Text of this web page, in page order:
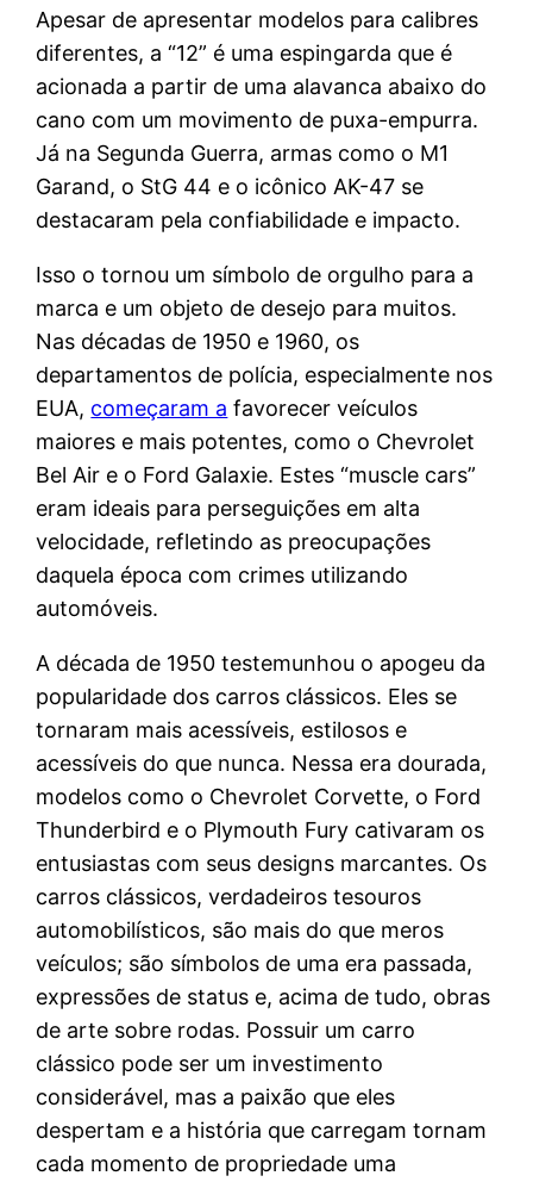
Apesar de apresentar modelos para calibres
diferentes, a “12” é uma espingarda que é
acionada a partir de uma alavanca abaixo do
cano com um movimento de puxa-empurra.
Já na Segunda Guerra, armas como o M1
Garand, o StG 44 e o icônico AK-47 se
destacaram pela confiabilidade e impacto.
Isso o tornou um símbolo de orgulho para a
marca e um objeto de desejo para muitos.
Nas décadas de 1950 e 1960, os
departamentos de polícia, especialmente nos
EUA, começaram a favorecer veículos
maiores e mais potentes, como o Chevrolet
Bel Air e o Ford Galaxie. Estes “muscle cars”
eram ideais para perseguições em alta
velocidade, refletindo as preocupações
daquela época com crimes utilizando
automóveis.
A década de 1950 testemunhou o apogeu da
popularidade dos carros clássicos. Eles se
tornaram mais acessíveis, estilosos e
acessíveis do que nunca. Nessa era dourada,
modelos como o Chevrolet Corvette, o Ford
Thunderbird e o Plymouth Fury cativaram os
entusiastas com seus designs marcantes. Os
carros clássicos, verdadeiros tesouros
automobilísticos, são mais do que meros
veículos; são símbolos de uma era passada,
expressões de status e, acima de tudo, obras
de arte sobre rodas. Possuir um carro
clássico pode ser um investimento
considerável, mas a paixão que eles
despertam e a história que carregam tornam
cada momento de propriedade uma